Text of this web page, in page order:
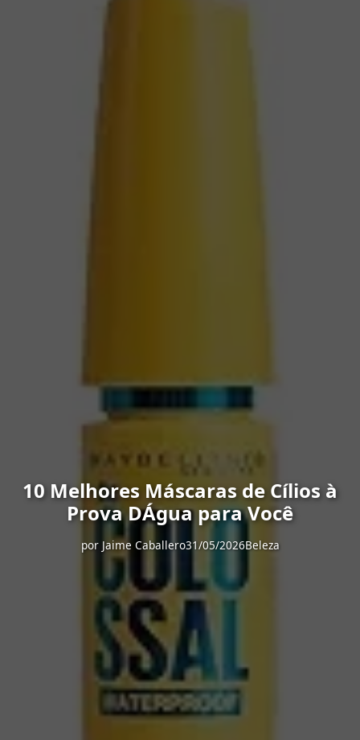
10 Melhores Máscaras de Cílios à
Prova DÁgua para Você
por Jaime Caballero31/05/2026Beleza